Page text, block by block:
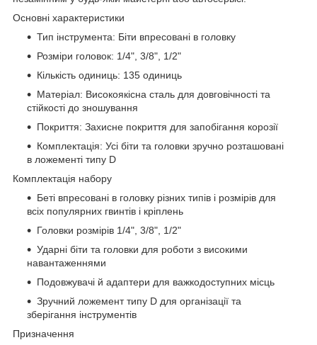
Основні характеристики
Тип інструмента: Біти впресовані в головку
Розміри головок: 1/4", 3/8", 1/2"
Кількість одиниць: 135 одиниць
Матеріал: Високоякісна сталь для довговічності та
стійкості до зношування
Покриття: Захисне покриття для запобігання корозії
Комплектація: Усі біти та головки зручно розташовані
в ложементі типу D
Комплектація набору
Беті впресовані в головку різних типів і розмірів для
всіх популярних гвинтів і кріплень
Головки розмірів 1/4", 3/8", 1/2"
Ударні біти та головки для роботи з високими
навантаженнями
Подовжувачі й адаптери для важкодоступних місць
Зручний ложемент типу D для організації та
зберігання інструментів
Призначення